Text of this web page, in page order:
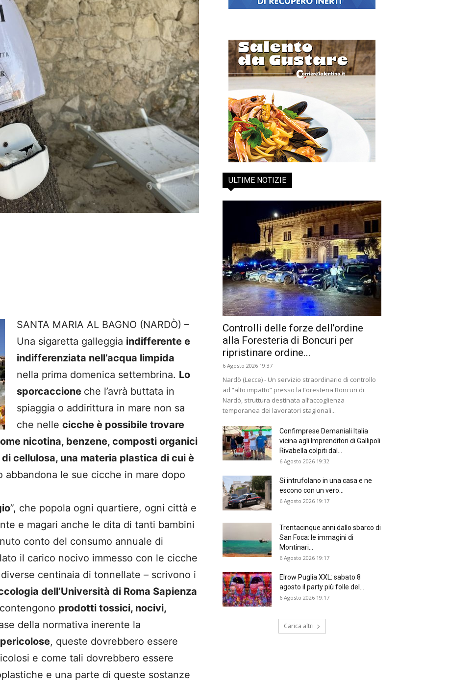
SANTA MARIA AL BAGNO (NARDÒ) –
Una sigaretta galleggia indifferente e
indifferenziata nell’acqua limpida
nella prima domenica settembrina. Lo
sporcaccione che l’avrà buttata in
spiaggia o addirittura in mare non sa
che nelle cicche è possibile trovare
nicotina, benzene, composti organici
cellulosa, una materia plastica di cui è
abbandona le sue cicche in mare dopo
”, che popola ogni quartiere, ogni città e
e magari anche le dita di tanti bambini
conto del consumo annuale di
il carico nocivo immesso con le cicche
centinaia di tonnellate – scrivono i
dell’Università di Roma Sapienza
prodotti tossici, nocivi,
della normativa inerente la
, queste dovrebbero essere
e come tali dovrebbero essere
e una parte di queste sostanze
ULTIME NOTIZIE
Controlli delle forze dell’ordine
alla Foresteria di Boncuri per
ripristinare ordine...
6 Agosto 2026 19:37
Nardò (Lecce) - Un servizio straordinario di controllo
ad “alto impatto” presso la Foresteria Boncuri di
Nardò, struttura destinata all’accoglienza
temporanea dei lavoratori stagionali...
Confimprese Demaniali Italia
vicina agli Imprenditori di Gallipoli
Rivabella colpiti dal...
6 Agosto 2026 19:32
Si intrufolano in una casa e ne
escono con un vero...
6 Agosto 2026 19:17
Trentacinque anni dallo sbarco di
San Foca: le immagini di
Montinari...
6 Agosto 2026 19:17
Elrow Puglia XXL: sabato 8
agosto il party più folle del...
6 Agosto 2026 19:17
Carica altri